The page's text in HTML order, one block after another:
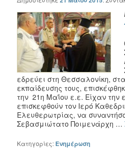
εδρεύει στη Θεσσαλονίκη,
εκπαίδευσης τους,
την 21η Μαΐου ε.ε. Είχαν την
επισκεφθούν τον Ιερό
Ελευθερωτρίας, να
Σεβασμιώτατο Ποιμενάρχη …
Κατηγορίες: Ενημέρωση